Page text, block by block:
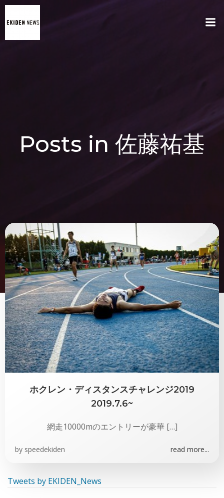
Posts in 佐藤祐基
ホクレン・ディスタンスチャレンジ2019
2019.7.6~
網走10000mのエントリーが豪華 […]
by speedekiden read more...
Tweets by EKIDEN_News